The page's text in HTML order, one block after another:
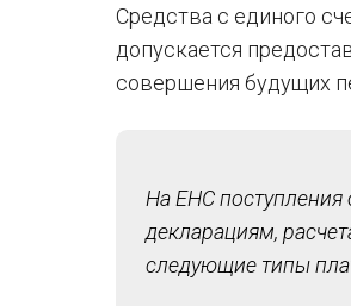
Средства с единого
допускается
совершения будущих
На ЕНС поступления
декларациям,
следующие типы